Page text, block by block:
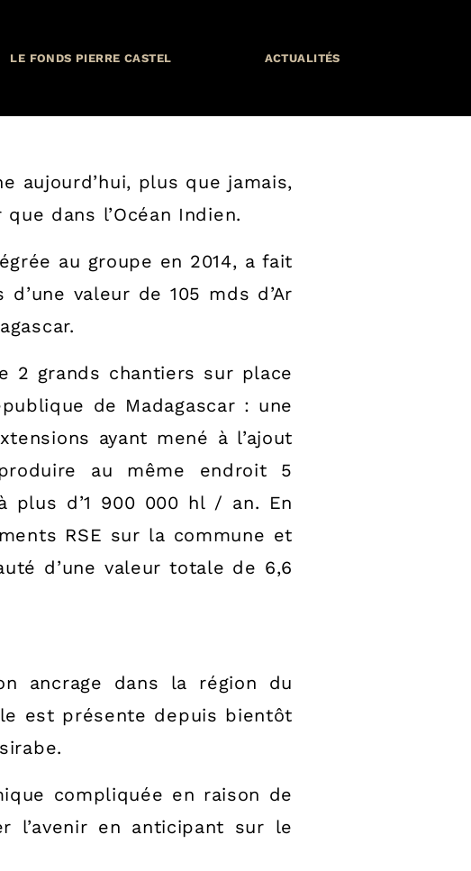
LE FONDS PIERRE CASTEL ACTUALITÉS
aujourd’hui, plus que jamais,
dans l’Océan Indien.
au groupe en 2014, a fait
valeur de 105 mds d’Ar
2 grands chantiers sur place
de Madagascar : une
ayant mené à l’ajout
au même endroit 5
plus d’1 900 000 hl / an. En
RSE sur la commune et
d’une valeur totale de 6,6
ancrage dans la région du
est présente depuis bientôt
compliquée en raison de
l’avenir en anticipant sur le